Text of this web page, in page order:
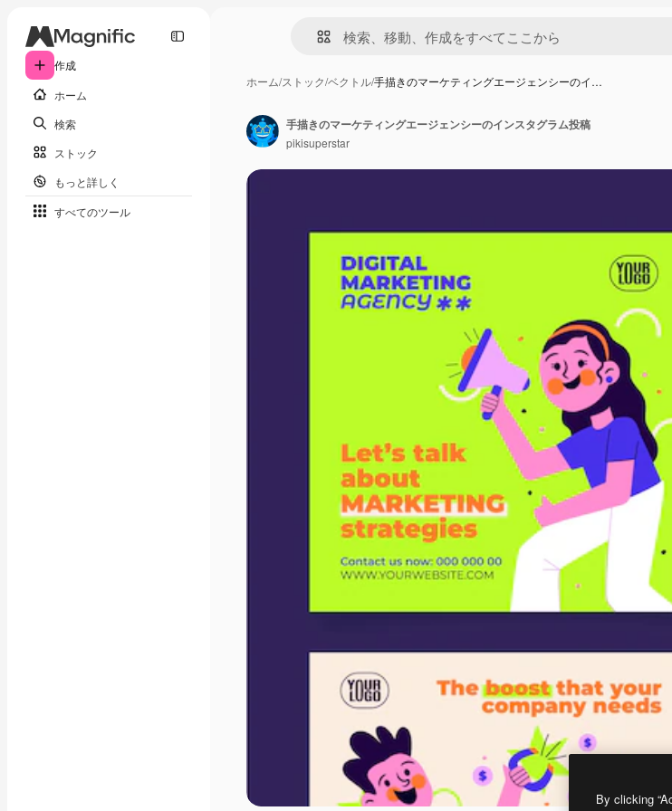
作成
ホーム
検索
ストック
もっと詳しく
すべてのツール
ホーム/ストック/ベクトル/手描きのマーケティングエージェンシーのイ…
手描きのマーケティングエージェンシーのインスタグラム投稿
pikisuperstar
By clicking